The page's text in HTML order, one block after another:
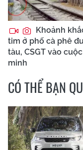
Khoảnh
tim ở phố cà phê
tàu, CSGT vào
minh
CÓ THỂ BẠN